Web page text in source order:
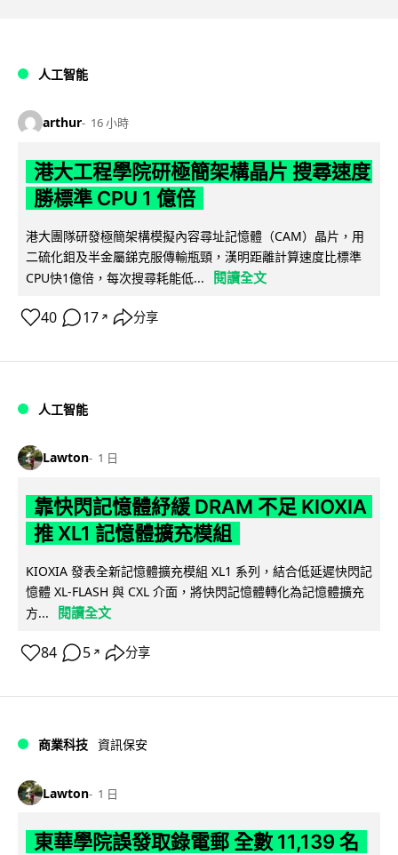
人工智能
arthur 16 小時
港大工程學院研極簡架構晶片 搜尋速度
勝標準 CPU 1 億倍
港大團隊研發極簡架構模擬內容尋址記憶體（CAM）晶片，用
二硫化鉬及半金屬銻克服傳輸瓶頸，漢明距離計算速度比標準
CPU快1億倍，每次搜尋耗能低...
閱讀全文
40 17 ↗ 分享
人工智能
Lawton 1 日
靠快閃記憶體紓緩 DRAM 不足 KIOXIA
推 XL1 記憶體擴充模組
KIOXIA 發表全新記憶體擴充模組 XL1 系列，結合低延遲快閃記
憶體 XL-FLASH 與 CXL 介面，將快閃記憶體轉化為記憶體擴充
方...
閱讀全文
84 5 ↗ 分享
商業科技 資訊保安
Lawton 1 日
東華學院誤發取錄電郵 全數 11,139 名